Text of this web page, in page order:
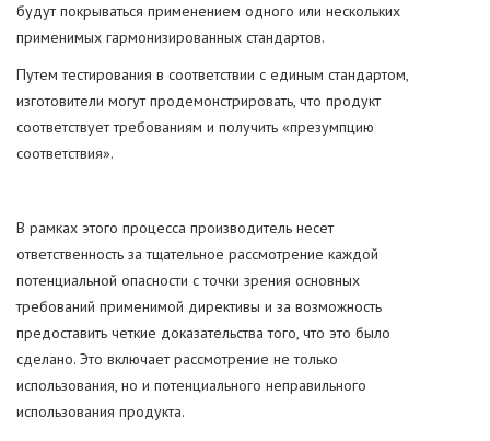
будут покрываться применением одного или нескольких
применимых гармонизированных стандартов.
Путем тестирования в соответствии с единым стандартом,
изготовители могут продемонстрировать, что продукт
соответствует требованиям и получить «презумпцию
соответствия».
В рамках этого процесса производитель несет
ответственность за тщательное рассмотрение каждой
потенциальной опасности с точки зрения основных
требований применимой директивы и за возможность
предоставить четкие доказательства того, что это было
сделано. Это включает рассмотрение не только
использования, но и потенциального неправильного
использования продукта.